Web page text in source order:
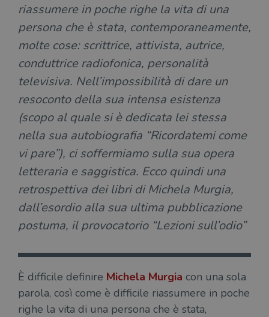
riassumere in poche righe la vita di una
persona che è stata, contemporaneamente,
molte cose: scrittrice, attivista, autrice,
conduttrice radiofonica, personalità
televisiva. Nell’impossibilità di dare un
resoconto della sua intensa esistenza
(scopo al quale si è dedicata lei stessa
nella sua autobiografia “Ricordatemi come
vi pare”), ci soffermiamo sulla sua opera
letteraria e saggistica. Ecco quindi una
retrospettiva dei libri di Michela Murgia,
dall’esordio alla sua ultima pubblicazione
postuma, il provocatorio “Lezioni sull’odio”
È difficile definire Michela Murgia con una sola
parola, così come è difficile riassumere in poche
righe la vita di una persona che è stata,